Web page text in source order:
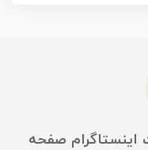
اینستاگرام صفحه